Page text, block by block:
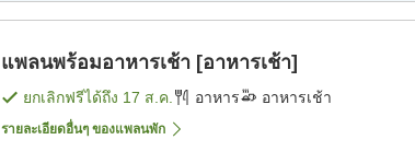
แพลนพร้อมอาหารเช้า [อาหารเช้า]
ยกเลิกฟรีได้ถึง 17 ส.ค. อาหาร อาหารเช้า
รายละเอียดอื่นๆ ของแพลนพัก